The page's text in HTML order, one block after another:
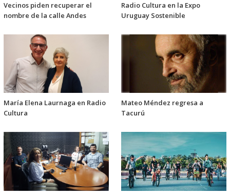
Vecinos piden recuperar el
nombre de la calle Andes
Radio Cultura en la Expo
Uruguay Sostenible
María Elena Laurnaga en Radio
Cultura
Mateo Méndez regresa a
Tacurú